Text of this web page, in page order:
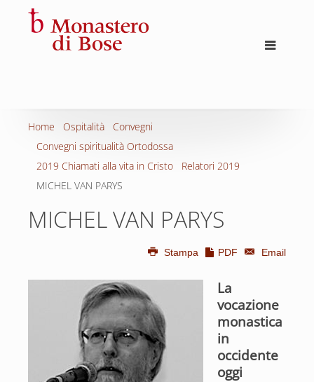
Home Ospitalità
Convegni
Convegni spiritualità Ortodossa
2019 Chiamati alla vita in Cristo
Relatori 2019
MICHEL VAN PARYS
MICHEL VAN PARYS
Stampa PDF Email
La
vocazione
monastica
in
occidente
oggi